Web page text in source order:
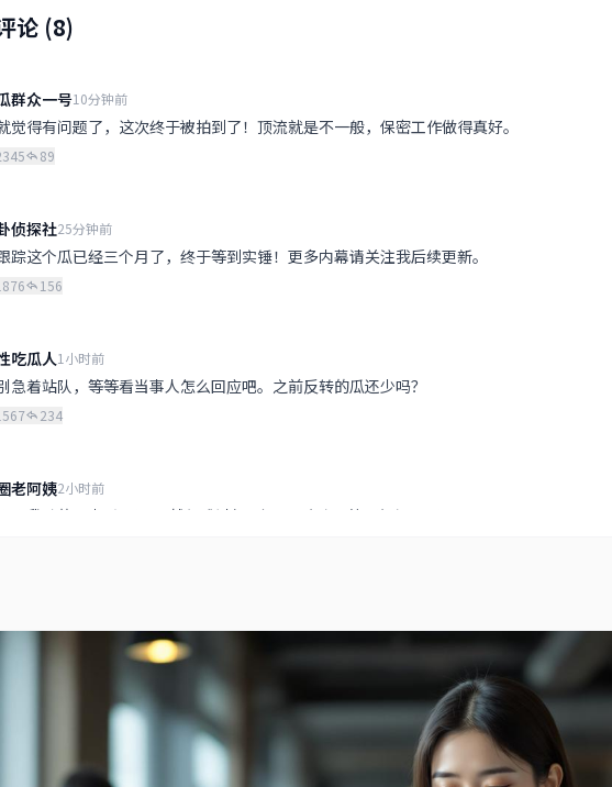
论 (8)
群众一号10分钟前
觉得有问题了，这次终于被拍到了！顶流就是不一般，保密工作做得真好。
89
侦探社25分钟前
踪这个瓜已经三个月了，终于等到实锤！更多内幕请关注我后续更新。
156
吃瓜人1小时前
急着站队，等等看当事人怎么回应吧。之前反转的瓜还少吗？
234
老阿姨2小时前
啊啊我磕的CP塌房了！虽然很难过但是还是要祝福...算了祝福不了！
人士透露，这个瓜后面还有更大的料，牵扯到好几个艺人，坐等后续。
片确实有点模糊，不能完全确认就是本人。大家冷静点，让子弹飞一会。